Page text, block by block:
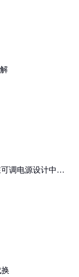
调电源设计中的